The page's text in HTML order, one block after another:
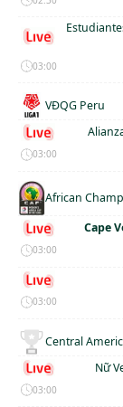
03:00
VĐQG Peru
03:00
African
Cape
03:00
03:00
Central
Nữ
03:00